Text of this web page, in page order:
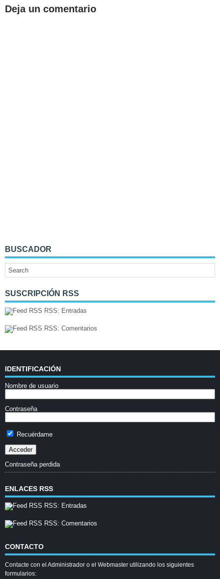
Deja un comentario
BUSCADOR
SUSCRIPCIÓN RSS
RSS: Entradas
RSS: Comentarios
IDENTIFICACIÓN
Nombre de usuario
Contraseña
Recuérdame
Contraseña perdida
ENLACES RSS
RSS: Entradas
RSS: Comentarios
CONTACTO
Contacte con el Administrador o el Webmaster utilizando los siguientes
formularios: